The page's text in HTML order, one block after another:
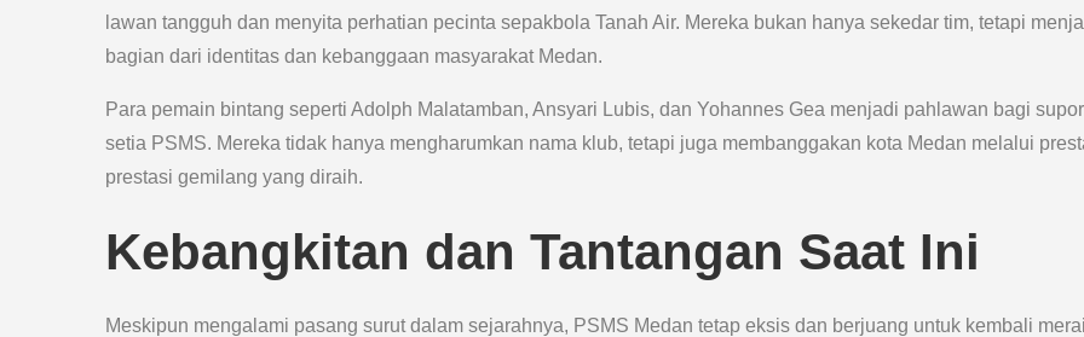
lawan tangguh dan menyita perhatian pecinta sepakbola Tanah Air. Mereka bukan hanya sekedar tim, tetapi
bagian dari identitas dan kebanggaan masyarakat Medan.
Para pemain bintang seperti Adolph Malatamban, Ansyari Lubis, dan Yohannes Gea menjadi pahlawan bagi
setia PSMS. Mereka tidak hanya mengharumkan nama klub, tetapi juga membanggakan kota Medan melalui
prestasi gemilang yang diraih.
Kebangkitan dan Tantangan Saat Ini
Meskipun mengalami pasang surut dalam sejarahnya, PSMS Medan tetap eksis dan berjuang untuk kembali